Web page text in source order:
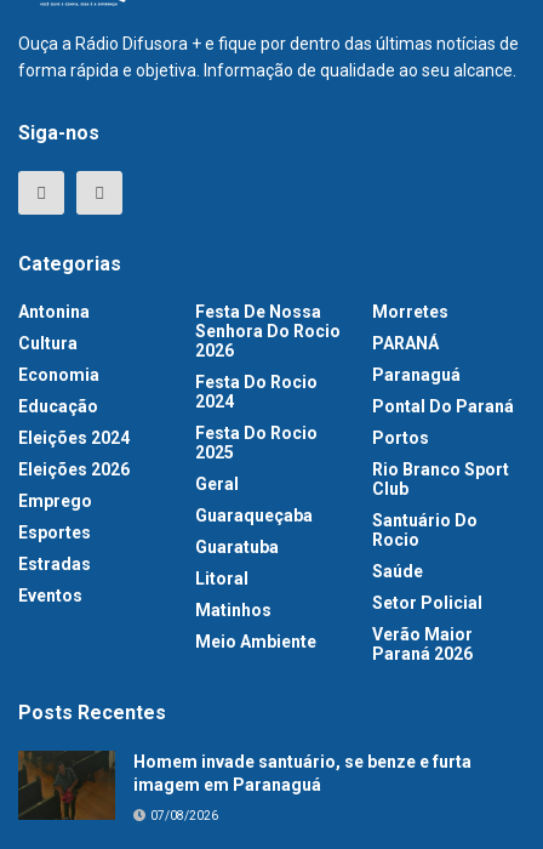
Ouça a Rádio Difusora + e fique por dentro das últimas notícias de
forma rápida e objetiva. Informação de qualidade ao seu alcance.
Siga-nos
Categorias
Antonina
Cultura
Economia
Educação
Eleições 2024
Eleições 2026
Emprego
Esportes
Estradas
Eventos
Festa De Nossa
Senhora Do Rocio
2026
Festa Do Rocio
2024
Festa Do Rocio
2025
Geral
Guaraqueçaba
Guaratuba
Litoral
Matinhos
Meio Ambiente
Morretes
PARANÁ
Paranaguá
Pontal Do Paraná
Portos
Rio Branco Sport
Club
Santuário Do
Rocio
Saúde
Setor Policial
Verão Maior
Paraná 2026
Posts Recentes
Homem invade santuário, se benze e furta
imagem em Paranaguá
07/08/2026